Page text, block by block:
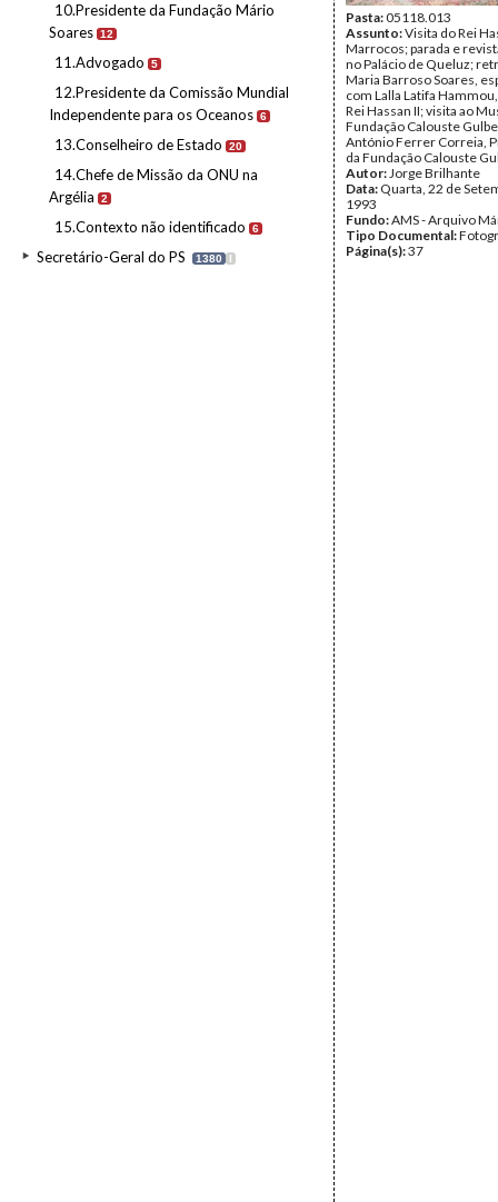
10.Presidente da Fundação Mário
Soares 12
11.Advogado 5
12.Presidente da Comissão Mundial
Independente para os Oceanos 6
13.Conselheiro de Estado 20
14.Chefe de Missão da ONU na
Argélia
2
15.Contexto não identificado 6
Secretário-Geral do PS 1380 I
Pasta:05118.013
Assunto:Visita do Rei
Marrocos; parada e
no Palácio de Queluz;
Maria Barroso Soares,
com Lalla Latifa
Rei Hassan II; visita ao
Fundação Calouste
António Ferrer Correia,
da Fundação Calouste
Autor:Jorge Brilhante
Data: Quarta, 22 de
1993
Fundo:AMS - Arquivo
Tipo Documental:
Página(s):37